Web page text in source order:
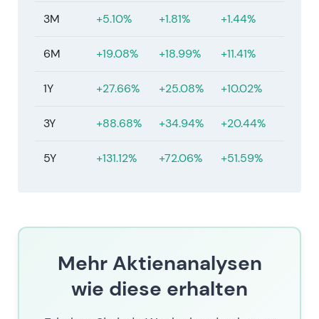
(maßgeblich) 18,96 € per 11. Juli 2026.
3M +5.10% +1.81% +1.44%
6M +19.08% +18.99% +11.41%
1Y +27.66% +25.08% +10.02%
3Y +88.68% +34.94% +20.44%
5Y +131.12% +72.06% +51.59%
Mehr Aktienanalysen
wie diese erhalten